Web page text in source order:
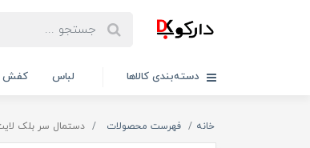
دسته‌بندی کالاها لباس کفش
خانه فهرست محصولات دستمال سر بلک لایت /